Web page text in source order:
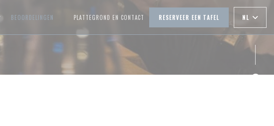
BEOORDELINGEN
((OPENT IN EEN NIEUW VENSTER))
PLATTEGROND EN CONTACT RESERVEER EEN TAFEL NL